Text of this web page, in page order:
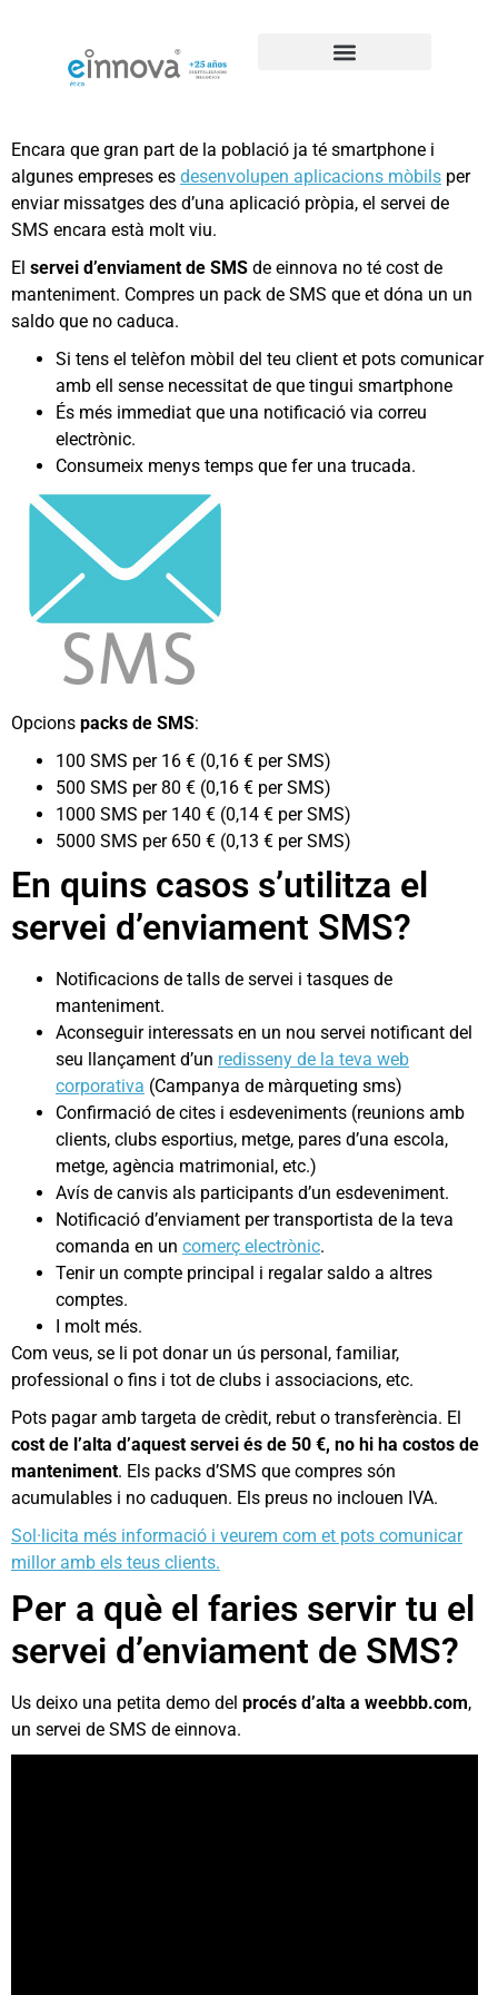
Encara que gran part de la població ja té smartphone i
algunes empreses es desenvolupen aplicacions mòbils per
enviar missatges des d’una aplicació pròpia, el servei de
SMS encara està molt viu.
El servei d’enviament de SMS de einnova no té cost de
manteniment. Compres un pack de SMS que et dóna un un
saldo que no caduca.
Si tens el telèfon mòbil del teu client et pots comunicar
amb ell sense necessitat de que tingui smartphone
És més immediat que una notificació via correu
electrònic.
Consumeix menys temps que fer una trucada.
Opcions packs de SMS:
100 SMS per 16 € (0,16 € per SMS)
500 SMS per 80 € (0,16 € per SMS)
1000 SMS per 140 € (0,14 € per SMS)
5000 SMS per 650 € (0,13 € per SMS)
En quins casos s’utilitza el
servei d’enviament SMS?
Notificacions de talls de servei i tasques de
manteniment.
Aconseguir interessats en un nou servei notificant del
seu llançament d’un redisseny de la teva web
corporativa (Campanya de màrqueting sms)
Confirmació de cites i esdeveniments (reunions amb
clients, clubs esportius, metge, pares d’una escola,
metge, agència matrimonial, etc.)
Avís de canvis als participants d’un esdeveniment.
Notificació d’enviament per transportista de la teva
comanda en un comerç electrònic.
Tenir un compte principal i regalar saldo a altres
comptes.
I molt més.
Com veus, se li pot donar un ús personal, familiar,
professional o fins i tot de clubs i associacions, etc.
Pots pagar amb targeta de crèdit, rebut o transferència. El
cost de l’alta d’aquest servei és de 50 €, no hi ha costos de
manteniment. Els packs d’SMS que compres són
acumulables i no caduquen. Els preus no inclouen IVA.
Sol·licita més informació i veurem com et pots comunicar
millor amb els teus clients.
Per a què el faries servir tu el
servei d’enviament de SMS?
Us deixo una petita demo del procés d’alta a weebbb.com,
un servei de SMS de einnova.